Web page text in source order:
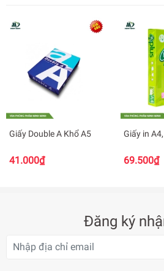
Giấy Double A Khổ A5
41.000₫
Giấy in
69.500₫
Đăng ký